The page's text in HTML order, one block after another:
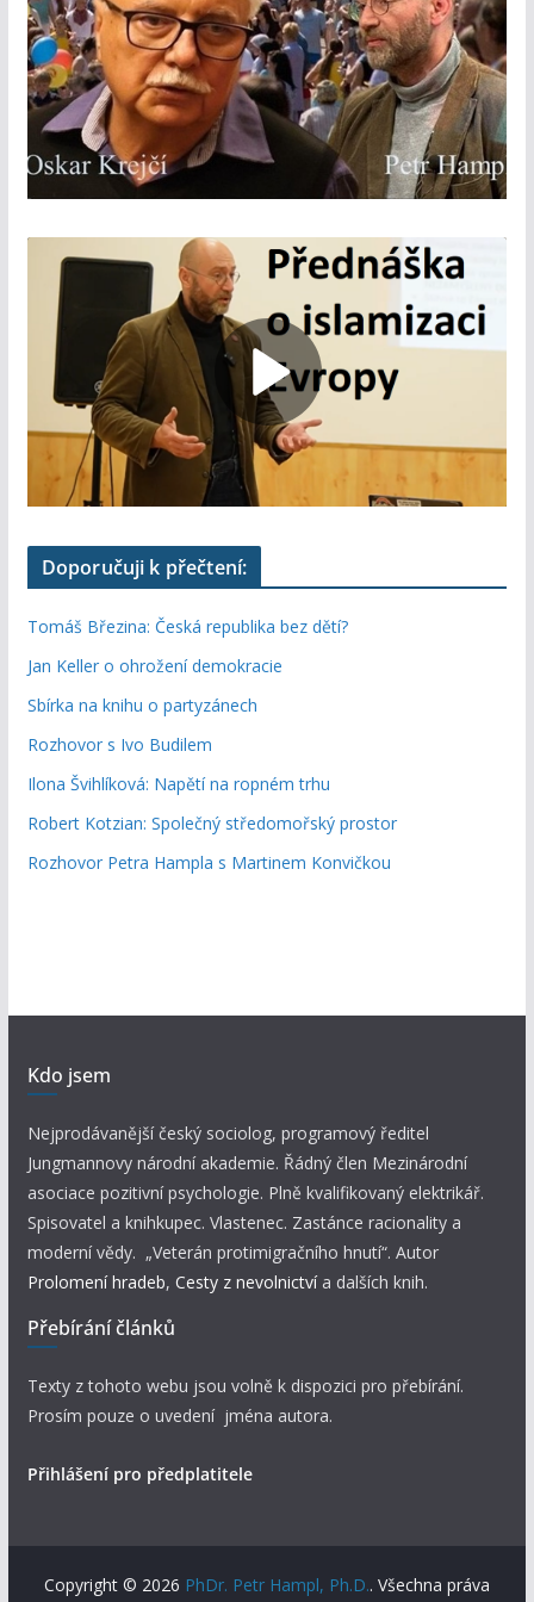
Doporučuji k přečtení:
Tomáš Březina: Česká republika bez dětí?
Jan Keller o ohrožení demokracie
Sbírka na knihu o partyzánech
Rozhovor s Ivo Budilem
Ilona Švihlíková: Napětí na ropném trhu
Robert Kotzian: Společný středomořský prostor
Rozhovor Petra Hampla s Martinem Konvičkou
Kdo jsem
Nejprodávanější český sociolog, programový ředitel
Jungmannovy národní akademie. Řádný člen Mezinárodní
asociace pozitivní psychologie. Plně kvalifikovaný elektrikář.
Spisovatel a knihkupec. Vlastenec. Zastánce racionality a
moderní vědy. „Veterán protimigračního hnutí“. Autor
Prolomení hradeb, Cesty z nevolnictví a dalších knih.
Přebírání článků
Texty z tohoto webu jsou volně k dispozici pro přebírání.
Prosím pouze o uvedení jména autora.
Přihlášení pro předplatitele
Copyright © 2026 PhDr. Petr Hampl, Ph.D.. Všechna práva